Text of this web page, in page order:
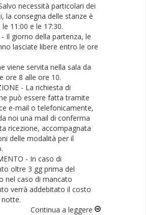
necessità particolari dei
la consegna delle stanze è
11:00 e le 17:30.
- Il giorno della partenza, le
lasciate libere entro le ore
viene servita nella sala da
ore 8 alle ore 10.
- La richiesta di
può essere fatta tramite
e-mail o telefonicamente,
noi una mail di conferma
ricezione, accompagnata
delle modalità per il
- In caso di
oltre 3 gg prima del
nel caso di mancato
verrà addebitato il costo
Continua a leggere